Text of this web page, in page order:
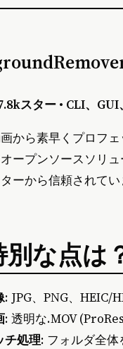
スター • CLI、
から素早くプロフ
ープンソースソリュ
ーから信頼されてい
別な点は
: JPG、PNG、HEIC/
: 透明な.MOV
チ処理: フォルダ全